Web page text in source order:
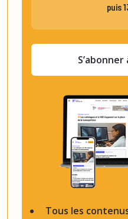
Tous les
puis